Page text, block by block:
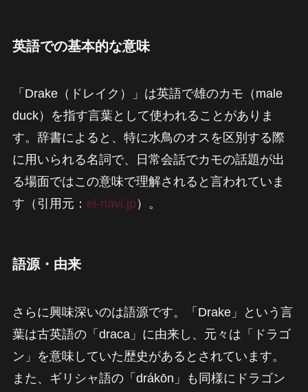
英語での基本的な意味
「Drake（ドレイク）」は英語で雄のカモ（male
duck）を指す言葉として使われることがありま
す。辞書によると、特に水鳥のオスを区別する際
に用いられる名詞で、日常会話でカモの話題が出
る場面ではこの意味で理解されると言われていま
す（引用元： ei-navi.jp ）。
語源・由来
さらに興味深いのは語源です。「Drake」という言
葉は古英語の「draca」に由来し、元々は「ドラゴ
ン」を意味していた歴史があるとされています。
また、ギリシャ語の「drákōn」も同様にドラゴン